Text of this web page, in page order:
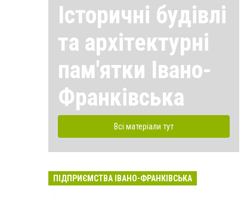
Історичні будівлі
та архітектурні
пам'ятки Івано-
Франківська
Всі матеріали тут
ПІДПРИЄМСТВА ІВАНО-ФРАНКІВСЬКА